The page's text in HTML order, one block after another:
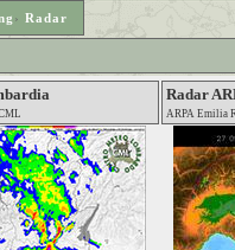
› Radar
Radar
ARPA Emilia